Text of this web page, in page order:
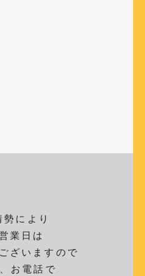
により
業日は
ざいますので
お電話で